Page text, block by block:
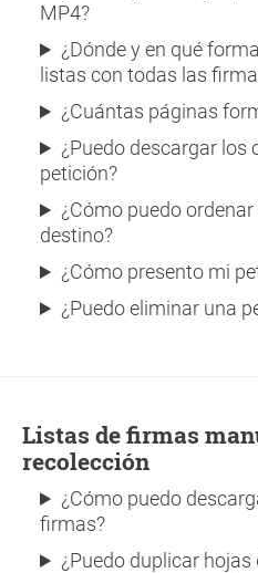
MP4?
¿Dónde y en qué
listas con todas las
¿Cuántas páginas
¿Puedo descargar los
petición?
¿Cómo puedo
destino?
¿Cómo presento mi
¿Puedo eliminar una
Listas de firmas manuales u hojas de
recolección
¿Cómo puedo
firmas?
¿Puedo duplicar